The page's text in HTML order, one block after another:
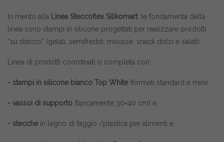
In merito alla Linea Steccoflex Silikomart: le fondamenta della
linea sono stampi in silicone progettati per realizzare prodotti
“su stecco” (gelati, semifreddi, mousse, snack dolci e salati).
Linea di prodotti coordinati si completa con:
- stampi in silicone bianco Top White(formati standard e mini),
- vassoi di supporto (tipicamente 30×40 cm) e,
- stecchein legno di faggio /plastica per alimenti e,